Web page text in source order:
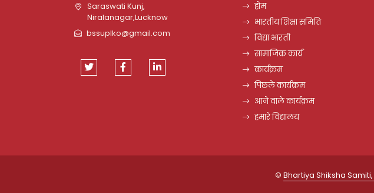
Saraswati Kunj,
Niralanagar,Lucknow
bssuplko@gmail.com
होम
भारतीय शिक्षा समिति
विद्या भारती
सामाजिक कार्य
कार्यक्रम
पिछले कार्यक्रम
आने वाले कार्यक्रम
हमारे विद्यालय
© Bhartiya Shiksha